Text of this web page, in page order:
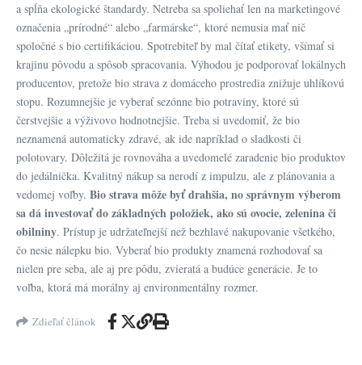
a spĺňa ekologické štandardy. Netreba sa spoliehať len na marketingové
označenia „prírodné“ alebo „farmárske“, ktoré nemusia mať nič
spoločné s bio certifikáciou. Spotrebiteľ by mal čítať etikety, všímať si
krajinu pôvodu a spôsob spracovania. Výhodou je podporovať lokálnych
producentov, pretože bio strava z domáceho prostredia znižuje uhlíkovú
stopu. Rozumnejšie je vyberať sezónne bio potraviny, ktoré sú
čerstvejšie a výživovo hodnotnejšie. Treba si uvedomiť, že bio
neznamená automaticky zdravé, ak ide napríklad o sladkosti či
polotovary. Dôležitá je rovnováha a uvedomelé zaradenie bio produktov
do jedálnička. Kvalitný nákup sa nerodí z impulzu, ale z plánovania a
vedomej voľby. Bio strava môže byť drahšia, no správnym výberom
sa dá investovať do základných položiek, ako sú ovocie, zelenina či
obilniny. Prístup je udržateľnejší než bezhlavé nakupovanie všetkého,
čo nesie nálepku bio. Vyberať bio produkty znamená rozhodovať sa
nielen pre seba, ale aj pre pôdu, zvieratá a budúce generácie. Je to
voľba, ktorá má morálny aj environmentálny rozmer.
Zdieľať článok